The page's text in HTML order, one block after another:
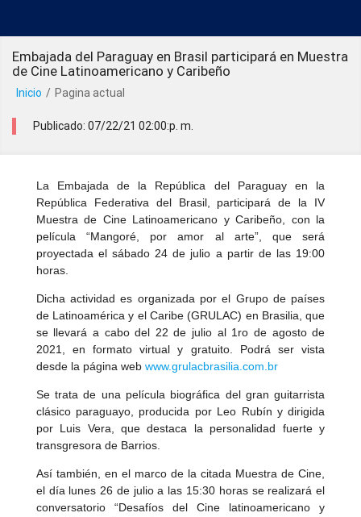
Embajada del Paraguay en Brasil participará en Muestra
de Cine Latinoamericano y Caribeño
Inicio / Pagina actual
Publicado: 07/22/21 02:00:p. m.
La Embajada de la República del Paraguay en la
República Federativa del Brasil, participará de la IV
Muestra de Cine Latinoamericano y Caribeño, con la
película “Mangoré, por amor al arte”, que será
proyectada el sábado 24 de julio a partir de las 19:00
horas.
Dicha actividad es organizada por el Grupo de países
de Latinoamérica y el Caribe (GRULAC) en Brasilia, que
se llevará a cabo del 22 de julio al 1ro de agosto de
2021, en formato virtual y gratuito. Podrá ser vista
desde la página web www.grulacbrasilia.com.br
Se trata de una película biográfica del gran guitarrista
clásico paraguayo, producida por Leo Rubín y dirigida
por Luis Vera, que destaca la personalidad fuerte y
transgresora de Barrios.
Así también, en el marco de la citada Muestra de Cine,
el día lunes 26 de julio a las 15:30 horas se realizará el
conversatorio “Desafíos del Cine latinoamericano y